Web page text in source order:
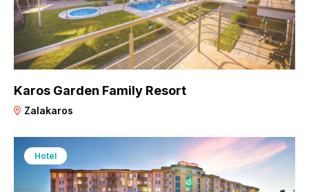
Karos Garden Family Resort
Zalakaros
Hotel